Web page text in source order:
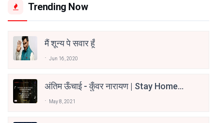
Trending Now
मैं शून्य पे सवार हूँ
Jun 16, 2020
अंतिम ऊँचाई - कुँवर नारायण | Stay Home
May 8, 2021